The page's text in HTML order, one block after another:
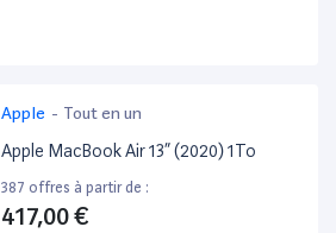
Apple - Tout en un
Apple MacBook Air 13” (2020) 1To
387 offres à partir de :
417,00 €